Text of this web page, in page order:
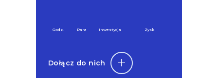
Godz. Para Inwestycja Zysk
Dołącz do nich